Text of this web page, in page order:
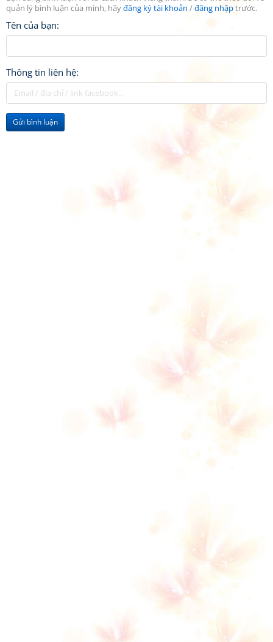
quản lý bình luận của mình, hãyđăng ký tài khoản /đăng nhậptrước.
Tên của bạn:
Thông tin liên hệ:
Gửi bình luận